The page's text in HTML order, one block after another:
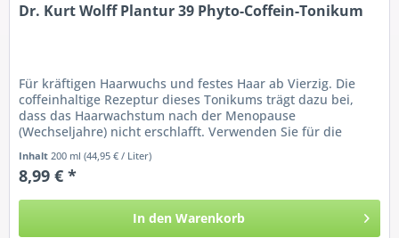
Dr. Kurt Wolff Plantur 39 Phyto-Coffein-Tonikum
Für kräftigen Haarwuchs und festes Haar ab Vierzig. Die
coffeinhaltige Rezeptur dieses Tonikums trägt dazu bei,
dass das Haarwachstum nach der Menopause
(Wechseljahre) nicht erschlafft. Verwenden Sie für die
Haarwäsche nur die auf Ihr...
Inhalt200 ml(44,95 € / Liter)
8,99 € *
In den Warenkorb